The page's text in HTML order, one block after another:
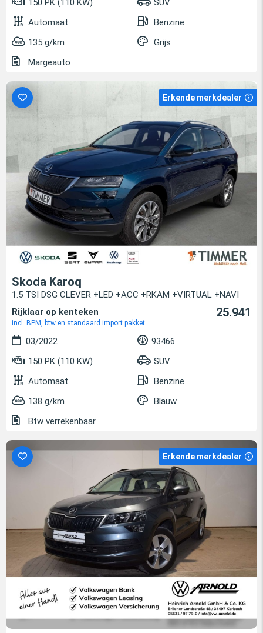
150 PK (110 KW)
SUV
Automaat
Benzine
135 g/km
Grijs
Margeauto
Erkende merkdealer
Skoda Karoq
1.5 TSI DSG CLEVER +LED +ACC +RKAM +VIRTUAL +NAVI
Rijklaar op kenteken
incl. BPM, btw en standaard import pakket
25.941
03/2022
93466
150 PK (110 KW)
SUV
Automaat
Benzine
138 g/km
Blauw
Btw verrekenbaar
Erkende merkdealer